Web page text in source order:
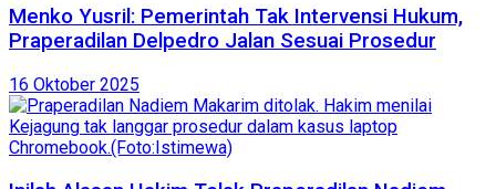
Menko Yusril: Pemerintah Tak Intervensi Hukum,
Praperadilan Delpedro Jalan Sesuai Prosedur
16 Oktober 2025